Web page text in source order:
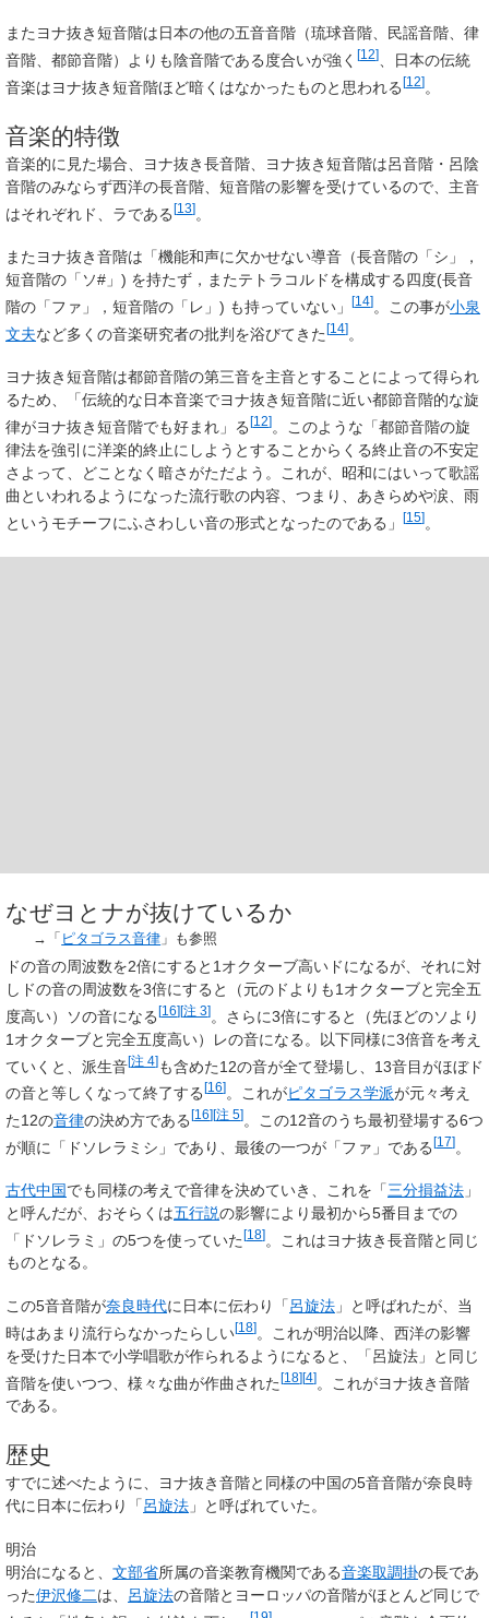
またヨナ抜き短音階は日本の他の五音音階（琉球音階、民謡音階、律
音階、都節音階）よりも陰音階である度合いが強く [12]
、日本の伝統
音楽はヨナ抜き短音階ほど暗くはなかったものと思われる[12]。
音楽的特徴
音楽的に見た場合、ヨナ抜き長音階、ヨナ抜き短音階は呂音階・呂陰
音階のみならず西洋の長音階、短音階の影響を受けているので、主音
はそれぞれド、ラである [13] 。
またヨナ抜き音階は「機能和声に欠かせない導音（長音階の「シ」
，
短音階の「ソ#」) を持たず，またテトラコルドを構成する四度(長音
階の「ファ」
，短音階の「レ」) も持っていない」 [14] 。この事が小泉
文夫など多くの音楽研究者の批判を浴びてきた[14]。
ヨナ抜き短音階は都節音階の第三音を主音とすることによって得られ
るため、「伝統的な日本音楽でヨナ抜き短音階に近い都節音階的な旋
律がヨナ抜き短音階でも好まれ」る [12] 。このような「都節音階の旋
律法を強引に洋楽的終止にしようとすることからくる終止音の不安定
さよって、どことなく暗さがただよう。これが、昭和にはいって歌謡
曲といわれるようになった流行歌の内容、つまり、あきらめや涙、雨
というモチーフにふさわしい音の形式となったのである」
[15]。
なぜヨとナが抜けているか
→「 ピタゴラス音律 」も参照
ドの音の周波数を2倍にすると1オクターブ高いドになるが、それに対
しドの音の周波数を3倍にすると（元のドよりも1オクターブと完全五
度高い）ソの音になる[16][注 3]。さらに3倍にすると（先ほどのソより
1オクターブと完全五度高い）レの音になる。以下同様に3倍音を考え
ていくと、派生音[注 4]も含めた12の音が全て登場し、13音目がほぼド
の音と等しくなって終了する [16] 。これがピタゴラス学派が元々考え
た12の音律の決め方である[16][注 5]。この12音のうち最初登場する6つ
が順に「ドソレラミシ」であり、最後の一つが「ファ」である[17]
古代中国でも同様の考えで音律を決めていき、これを「三分損益法 」
と呼んだが、おそらくは五行説の影響により最初から5番目までの
「ドソレラミ」の5つを使っていた[18]。これはヨナ抜き長音階と同じ
ものとなる。
この5音音階が奈良時代に日本に伝わり「呂旋法 」と呼ばれたが、当
時はあまり流行らなかったらしい[18]。これが明治以降、西洋の影響
を受けた日本で小学唱歌が作られるようになると、「呂旋法」と同じ
音階を使いつつ、様々な曲が作曲された[18][4]。これがヨナ抜き音階
である。
歴史
すでに述べたように、ヨナ抜き音階と同様の中国の5音音階が奈良時
代に日本に伝わり「呂旋法 」と呼ばれていた。
明治
明治になると、 文部省所属の音楽教育機関である音楽取調掛の長であ
った伊沢修二は、 呂旋法の音階とヨーロッパの音階がほとんど同じで